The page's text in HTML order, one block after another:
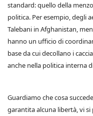
standard: quello della
politica. Per esempio, degli
Talebani in Afghanistan,
hanno un ufficio di
base da cui decollano i
anche nella politica interna
Guardiamo che cosa
garantita alcuna libertà, vi